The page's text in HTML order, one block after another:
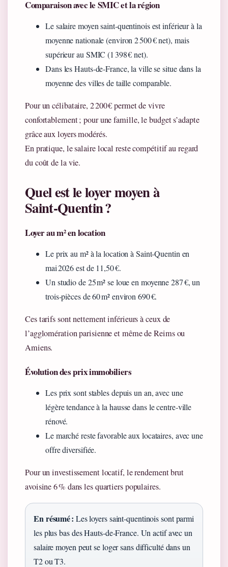
Comparaison avec le SMIC et la région
Le salaire moyen saint‑quentinois est inférieur à la
moyenne nationale (environ 2 500 € net), mais
supérieur au SMIC (1 398 € net).
Dans les Hauts‑de‑France, la ville se situe dans la
moyenne des villes de taille comparable.
Pour un célibataire, 2 200 € permet de vivre
confortablement ; pour une famille, le budget s’adapte
grâce aux loyers modérés.
En pratique, le salaire local reste compétitif au regard
du coût de la vie.
Quel est le loyer moyen à
Saint‑Quentin ?
Loyer au m² en location
Le prix au m² à la location à Saint‑Quentin en
mai 2026 est de 11,50 €.
Un studio de 25 m² se loue en moyenne 287 €, un
trois‑pièces de 60 m² environ 690 €.
Ces tarifs sont nettement inférieurs à ceux de
l’agglomération parisienne et même de Reims ou
Amiens.
Évolution des prix immobiliers
Les prix sont stables depuis un an, avec une
légère tendance à la hausse dans le centre‑ville
rénové.
Le marché reste favorable aux locataires, avec une
offre diversifiée.
Pour un investissement locatif, le rendement brut
avoisine 6 % dans les quartiers populaires.
En résumé : Les loyers saint‑quentinois sont parmi
les plus bas des Hauts‑de‑France. Un actif avec un
salaire moyen peut se loger sans difficulté dans un
T2 ou T3.